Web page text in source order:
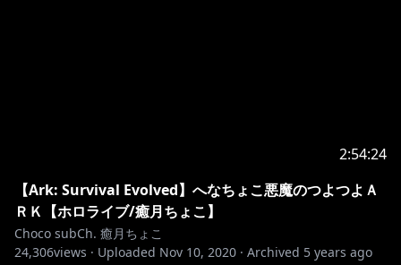
2:54:24
【Ark: Survival Evolved】へなちょこ悪魔のつよつよＡ
ＲＫ【ホロライブ/癒月ちょこ】
Choco subCh. 癒月ちょこ
24,306views · Uploaded Nov 10, 2020 · Archived 5 years ago